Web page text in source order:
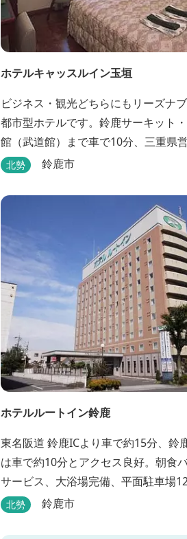
ホテルキャッスルイン玉垣
ビジネス・観光どちらにもリーズナ
都市型ホテルです。鈴鹿サーキット
館（武道館）まで車で10分、三重県
ガーデンまで車で15分の好立地！！
す。
北勢 鈴鹿市
ホテルルートイン鈴鹿
東名阪道 鈴鹿ICより車で約15分、鈴
は車で約10分とアクセス良好。朝食
サービス、大浴場完備、平面駐車場
Fi完備。ビジネスにも観光にもご利用
北勢 鈴鹿市